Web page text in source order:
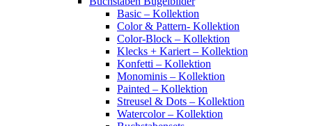
Basic – Kollektion
Color & Pattern- Kollektion
Color-Block – Kollektion
Klecks + Kariert – Kollektion
Konfetti – Kollektion
Monominis – Kollektion
Painted – Kollektion
Streusel & Dots – Kollektion
Watercolor – Kollektion